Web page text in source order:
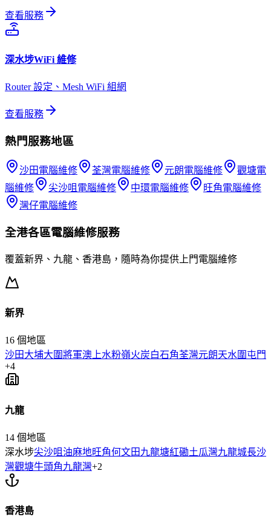
查看服務
深水埗WiFi 維修
Router 設定、Mesh WiFi 組網
查看服務
熱門服務地區
沙田電腦維修 荃灣電腦維修 元朗電腦維修 觀塘電
腦維修
尖沙咀 電腦維修 中環電腦維修 旺角電腦維修
灣仔電腦維修
全港各區電腦維修服務
覆蓋新界、九龍、香港島，隨時為你提供上門電腦維修
新界
16 個地區
沙田大埔大圍將軍澳上水粉嶺火炭白石角荃灣元朗天水圍 屯門
+4
九龍
14 個地區
深水埗尖沙咀 油麻地旺角何文田九龍塘紅磡土瓜灣九龍城長沙
灣觀塘牛頭角九龍灣+2
香港島